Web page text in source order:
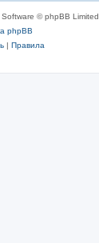
© phpBB Limited
phpBB
| Правила